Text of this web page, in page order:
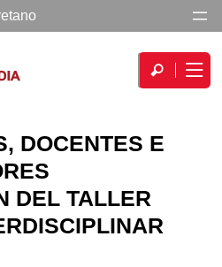
DOCENTES E
DEL TALLER